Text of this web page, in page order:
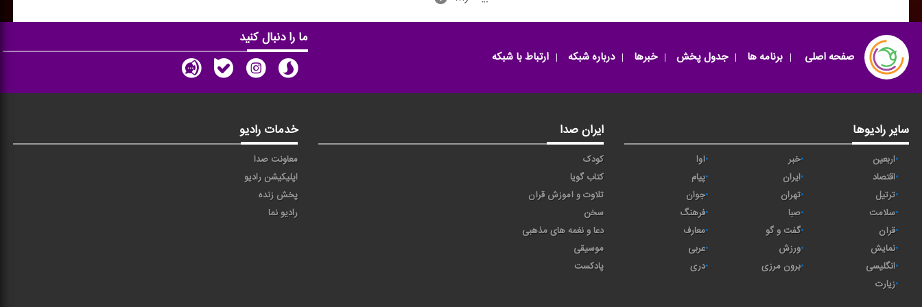
صفحه اصلی برنامه ها جدول پخش خبرها درباره شبکه ارتباط با شبکه
ما را دنبال کنید
سایر رادیوها
اربعین خبر
آوا
اقتصاد
ايران
پیام
ترتیل
تهران
جوان
سلامت
صبا
فرهنگ
قرآن
گفت و گو
معارف
نمایش
ورزش
عربی
انگلیسی
برون مرزی
دری
زیارت
ایران صدا
کودک
کتاب گویا
تلاوت و آموزش قرآن
سخن
دعا و نغمه های مذهبی
موسیقی
پادکست
خدمات رادیو
معاونت صدا
اپلیکیشن رادیو
پخش زنده
رادیو نما